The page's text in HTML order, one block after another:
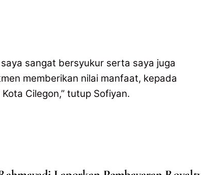
sangat bersyukur serta saya juga
memberikan nilai manfaat, kepada
Cilegon,” tutup Sofiyan.